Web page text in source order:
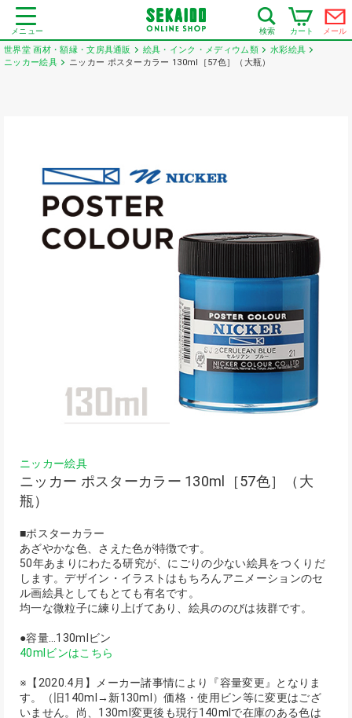
メニュー 検索 カート メール
世界堂 画材・額縁・文房具通販 絵具・インク・メディウム類
水彩絵具
ニッカー絵具
ニッカー ポスターカラー 130ml［57色］（大瓶）
ニッカー絵具
ニッカー ポスターカラー 130ml［57色］（大
瓶）
■ポスターカラー
あざやかな色、さえた色が特徴です。
50年あまりにわたる研究が、にごりの少ない絵具をつくりだ
します。デザイン・イラストはもちろんアニメーションのセ
ル画絵具としてもとても有名です。
均一な微粒子に練り上げてあり、絵具ののびは抜群です。
●容量…130mlビン
40mlビンはこちら
※【2020.4月】メーカー諸事情により『容量変更』となりま
す。（旧140ml→新130ml）価格・使用ビン等に変更はござ
いません。尚、130ml変更後も現行140mlで在庫のある色は